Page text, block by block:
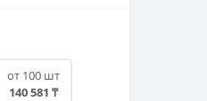
от 100 шт
140 581 ₸